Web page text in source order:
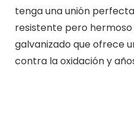
tenga una unión
resistente pero
galvanizado que ofrece
contra la oxidación y